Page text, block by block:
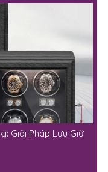
Giải Pháp Lưu Giữ